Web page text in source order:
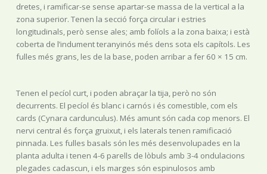
dretes, i ramificar-se sense apartar-se massa de la vertical a la
zona superior. Tenen la secció força circular i estries
longitudinals, però sense ales; amb folíols a la zona baixa; i està
coberta de l’indument teranyinós més dens sota els capítols. Les
fulles més grans, les de la base, poden arribar a fer 60 × 15 cm.
Tenen el pecíol curt, i poden abraçar la tija, però no són
decurrents. El pecíol és blanc i carnós i és comestible, com els
cards (Cynara cardunculus). Més amunt són cada cop menors. El
nervi central és força gruixut, i els laterals tenen ramificació
pinnada. Les fulles basals són les més desenvolupades en la
planta adulta i tenen 4-6 parells de lòbuls amb 3-4 ondulacions
plegades cadascun, i els marges són espinulosos amb